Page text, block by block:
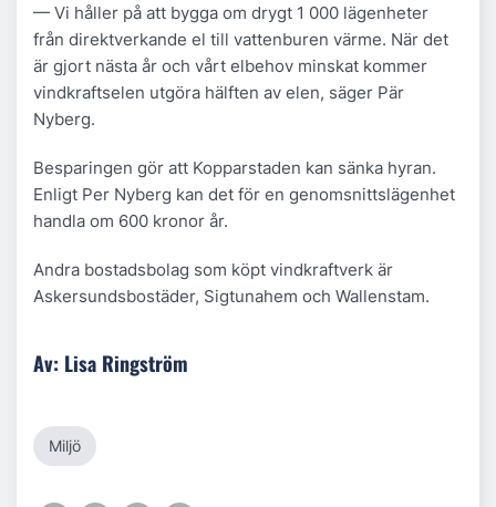
— Vi håller på att bygga om drygt 1 000 lägenheter
från direktverkande el till vattenburen värme. När det
är gjort nästa år och vårt elbehov minskat kommer
vindkraftselen utgöra hälften av elen, säger Pär
Nyberg.
Besparingen gör att Kopparstaden kan sänka hyran.
Enligt Per Nyberg kan det för en genomsnittslägenhet
handla om 600 kronor år.
Andra bostadsbolag som köpt vindkraftverk är
Askersundsbostäder, Sigtunahem och Wallenstam.
Av: Lisa Ringström
Miljö